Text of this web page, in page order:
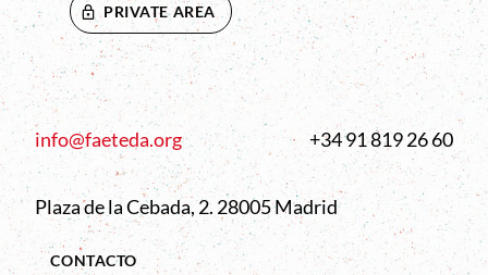
PRIVATE AREA
info@faeteda.org +34 91 819 26 60
Plaza de la Cebada, 2. 28005 Madrid
CONTACTO